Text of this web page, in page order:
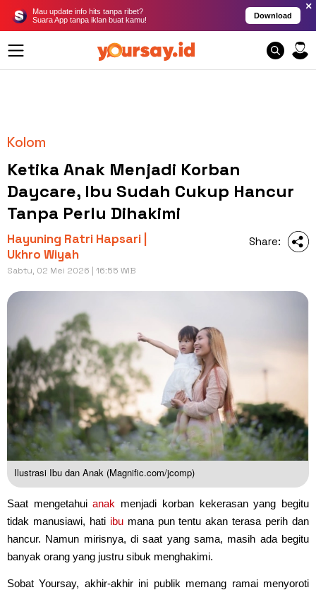
Mau update info hits tanpa ribet?
Suara App tanpa iklan buat kamu!
Download
×
Kolom
Ketika Anak Menjadi Korban
Daycare, Ibu Sudah Cukup Hancur
Tanpa Perlu Dihakimi
Hayuning Ratri Hapsari |
Ukhro Wiyah
Sabtu, 02 Mei 2026 | 16:55 WIB
Share:
Ilustrasi Ibu dan Anak (Magnific.com/jcomp)
Saat mengetahuianak menjadi korban kekerasan yang begitu
tidak manusiawi, hati ibumana pun tentu akan terasa perih dan
hancur. Namun mirisnya, di saat yang sama, masih ada begitu
banyak orang yang justru sibuk menghakimi.
Sobat Yoursay, akhir-akhir ini publik memang ramai menyoroti